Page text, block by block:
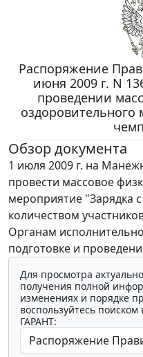
Распоряжение
июня 2009 г. N
проведении
оздоровительного
Обзор документа
1 июля 2009 г. на
провести массовое
мероприятие "Зарядка
количеством
Органам
подготовке и
Для просмотра
получения полной
изменениях и порядке
воспользуйтесь
ГАРАНТ: